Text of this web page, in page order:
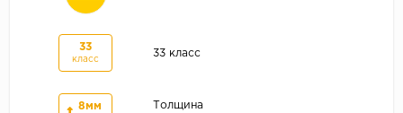
33
класс
33 класс
8мм
Толщина